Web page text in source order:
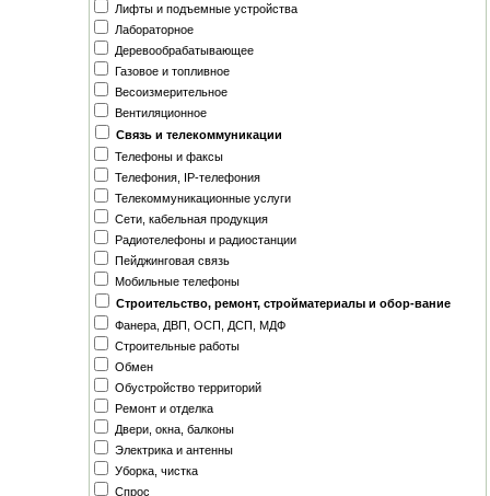
Лифты и подъемные устройства
Лабораторное
Деревообрабатывающее
Газовое и топливное
Весоизмерительное
Вентиляционное
Связь и телекоммуникации
Телефоны и факсы
Телефония, IP-телефония
Телекоммуникационные услуги
Сети, кабельная продукция
Радиотелефоны и радиостанции
Пейджинговая связь
Мобильные телефоны
Строительство, ремонт, стройматериалы и обор-вание
Фанера, ДВП, ОСП, ДСП, МДФ
Строительные работы
Обмен
Обустройство территорий
Ремонт и отделка
Двери, окна, балконы
Электрика и антенны
Уборка, чистка
Спрос